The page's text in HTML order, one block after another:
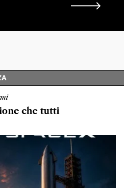
che tutti